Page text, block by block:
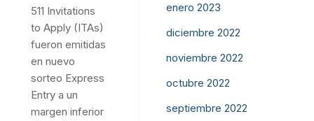
511 Invitations
to Apply (ITAs)
fueron emitidas
en nuevo
sorteo Express
Entry a un
margen inferior
enero 2023
diciembre 2022
noviembre 2022
octubre 2022
septiembre 2022